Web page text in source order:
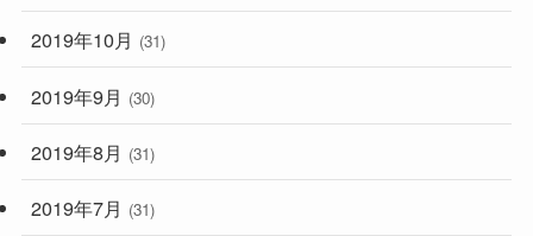
2019年10月 (31)
2019年9月 (30)
2019年8月 (31)
2019年7月 (31)